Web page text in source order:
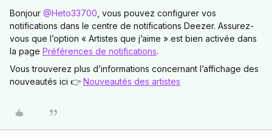
Bonjour ​ @Heto33700 , vous pouvez configurer vos
notifications dans le centre de notifications Deezer. Assurez-
vous que l’option « Artistes que j’aime » est bien activée dans
la page Préférences de notifications.
Vous trouverez plus d’informations concernant l’affichage des
nouveautés ici 👉 Nouveautés des artistes